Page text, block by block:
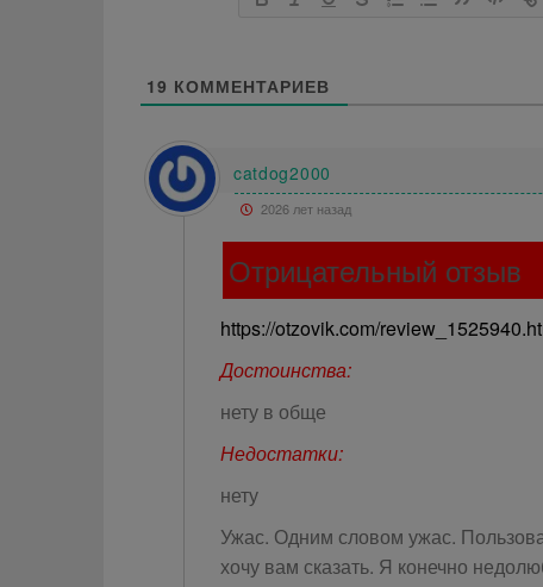
19 КОММЕНТАРИЕВ
catdog2000
2026 лет назад
Отрицательный отзыв
https://otzovik.com/
Достоинства:
нету в обще
Недостатки:
нету
Ужас. Одним словом ужас.
хочу вам сказать. Я конечно